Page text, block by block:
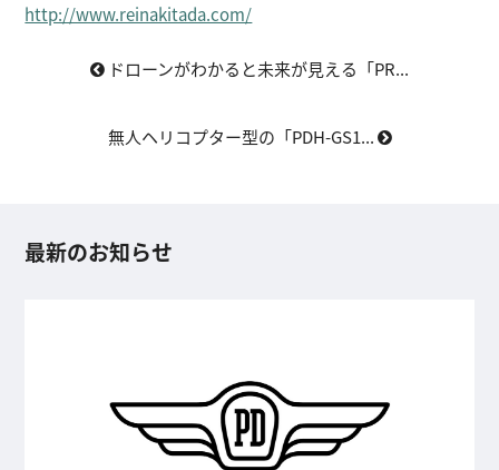
http://www.reinakitada.com/
ドローンがわかると未来が見える「PR...
無人ヘリコプター型の「PDH-GS1...
最新のお知らせ